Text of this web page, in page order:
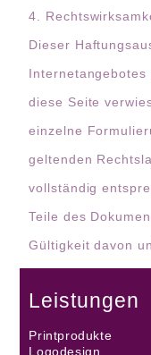
4.
Dieser
diese Seite
einzelne
geltenden
vollständig
Teile des
Gültigkeit davon
Leistungen
Printprodukte
Logodesign